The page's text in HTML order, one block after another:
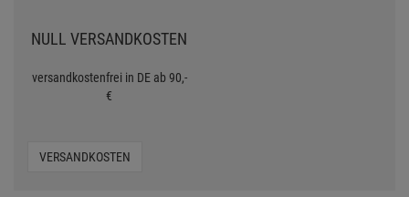
NULL VERSANDKOSTEN
versandkostenfrei in DE ab 90,-
€
VERSANDKOSTEN